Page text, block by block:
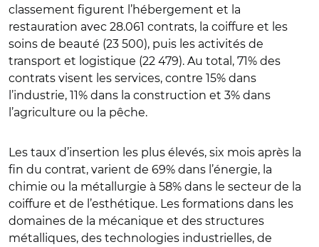
classement figurent l’hébergement et la
restauration avec 28.061 contrats, la coiffure et les
soins de beauté (23 500), puis les activités de
transport et logistique (22 479). Au total, 71% des
contrats visent les services, contre 15% dans
l’industrie, 11% dans la construction et 3% dans
l’agriculture ou la pêche.
Les taux d’insertion les plus élevés, six mois après la
fin du contrat, varient de 69% dans l’énergie, la
chimie ou la métallurgie à 58% dans le secteur de la
coiffure et de l’esthétique. Les formations dans les
domaines de la mécanique et des structures
métalliques, des technologies industrielles, de